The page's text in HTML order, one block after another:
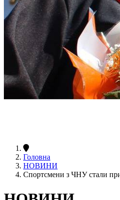
Головна
НОВИНИ
Спортсмени з ЧНУ стали